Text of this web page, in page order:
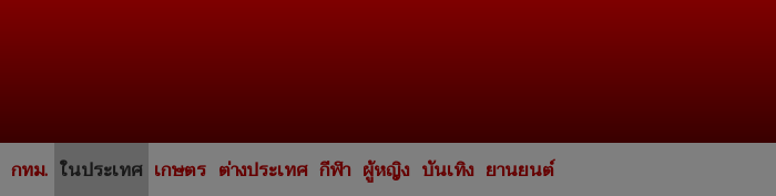
กทม. ในประเทศ เกษตร ต่างประเทศ กีฬา ผู้หญิง บันเทิง ยานยนต์